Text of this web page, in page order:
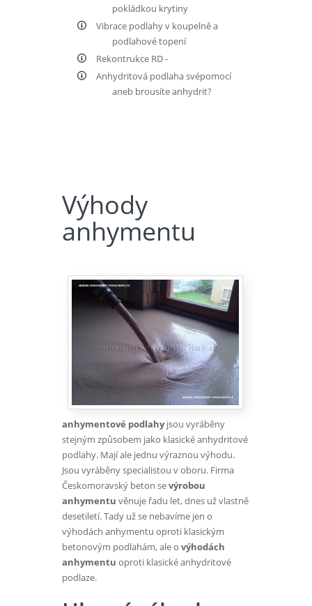
pokládkou krytiny
Vibrace podlahy v koupelně a
podlahové topení
Rekontrukce RD -
Anhydritová podlaha svépomocí
aneb brousíte anhydrit?
Výhody
anhymentu
anhymentové podlahyjsou vyráběny
stejným způsobem jako klasické anhydritové
podlahy. Mají ale jednu výraznou výhodu.
Jsou vyráběny specialistou v oboru. Firma
Českomoravský beton sevýrobou
anhymentu věnuje řadu let, dnes už vlastně
desetiletí. Tady už se nebavíme jen o
výhodách anhymentu oproti klasickým
betonovým podlahám, ale o výhodách
anhymentu oproti klasické anhydritové
podlaze.